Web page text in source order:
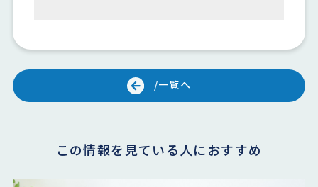
/一覧へ
この情報を見ている人におすすめ